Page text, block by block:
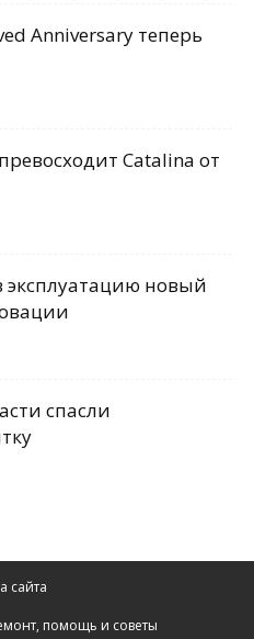
Anniversary теперь
Catalina от
новый
спасли
сайта
помощь и советы